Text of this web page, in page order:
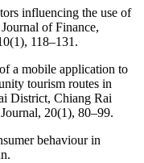
influencing the use of
of Finance,
118–131.
a mobile application to
tourism routes in
District, Chiang Rai
20(1), 80–99.
behaviour in